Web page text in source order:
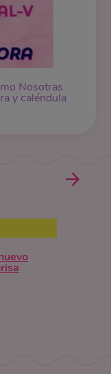
Nosotras
y caléndula